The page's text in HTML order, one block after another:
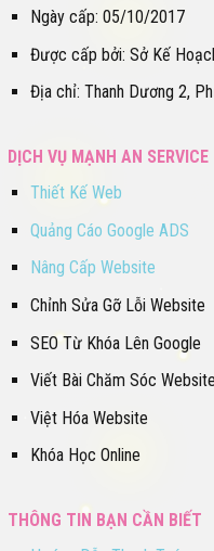
Ngày cấp: 05/10/2017
Được cấp bởi: Sở Kế
Địa chỉ: Thanh Dương 2,
DỊCH VỤ MẠNH AN SERVICE
Thiết Kế Web
Quảng Cáo Google ADS
Nâng Cấp Website
Chỉnh Sửa Gỡ Lỗi Website
SEO Từ Khóa Lên Google
Viết Bài Chăm Sóc Website
Việt Hóa Website
Khóa Học Online
THÔNG TIN BẠN CẦN BIẾT